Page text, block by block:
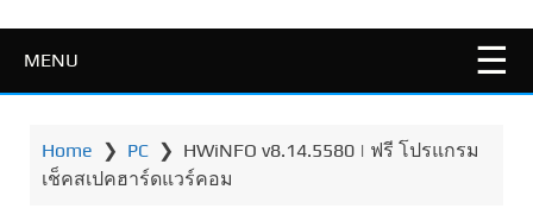
MENU
Home ❯ PC ❯ HWiNFO v8.14.5580 | ฟรี โปรแกรม
เช็คสเปคฮาร์ดแวร์คอม